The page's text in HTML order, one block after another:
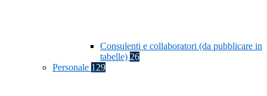
Consulenti e collaboratori (da pubblicare in
tabelle) 26
Personale 129